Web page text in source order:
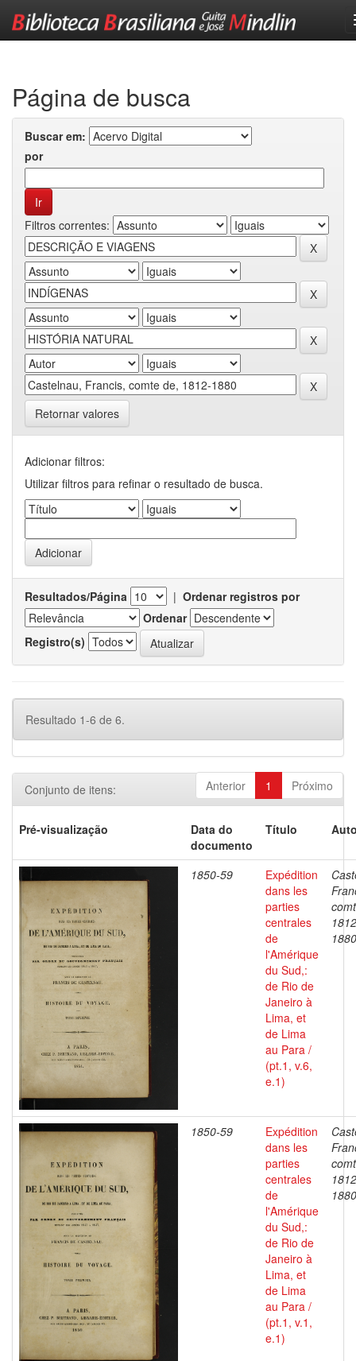
Página de busca
Buscar em:
por
Filtros correntes:
Retornar valores
Adicionar filtros:
Utilizar filtros para refinar o resultado de busca.
Resultados/Página | Ordenar registros por
Ordenar
Registro(s)
Resultado 1-6 de 6.
Anterior 1 Próximo
Conjunto de itens:
Pré-visualização
Data do
documento
Título
1850-59
Expédition
dans les
parties
centrales
de
l'Amérique
du Sud,:
de Rio de
Janeiro à
Lima, et
de Lima
au Para /
(pt.1, v.6,
e.1)
1880
1850-59
Expédition
dans les
parties
centrales
de
l'Amérique
du Sud,:
de Rio de
Janeiro à
Lima, et
de Lima
au Para /
(pt.1, v.1,
e.1)
1880